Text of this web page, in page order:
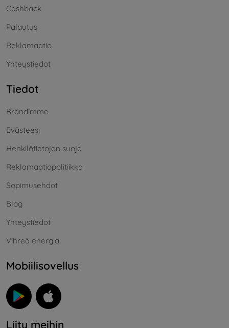
Cashback
Palautus
Reklamaatio
Yhteystiedot
Tiedot
Brändimme
Evästeesi
Henkilötietojen suoja
Reklamaatiopolitiikka
Sopimusehdot
Blog
Yhteystiedot
Vihreä energia
Mobiilisovellus
Liity meihin